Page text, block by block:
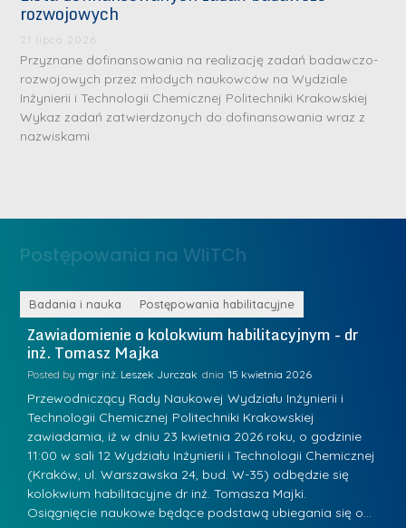
rozwojowych
21 lipca 2026
Przyznane dofinansowania na realizację zadań badawczo-
rozwojowych przez młodych naukowców na Wydziale
Inżynierii i Technologii Chemicznej Politechniki Krakowskiej
Wykaz zadań zatwierdzonych do dofinansowania wraz z
nazwiskami
Postępowania na WIiTCh
Badania i nauka Postępowania habilitacyjne
Zawiadomienie o kolokwium habilitacyjnym - dr
inż. Tomasz Majka
Posted by mgr inż. Leszek Jurczak 15 kwietnia 2026
Przewodniczący Rady Naukowej Wydziału Inżynierii i
Technologii Chemicznej Politechniki Krakowskiej
zawiadamia, iż w dniu 23 kwietnia 2026 roku, o godzinie
11:00 w sali 12 Wydziału Inżynierii i Technologii Chemicznej
(Kraków, ul. Warszawska 24, bud. W-35) odbędzie się
kolokwium habilitacyjne dr inż. Tomasza Majki.
Osiągnięcie naukowe będące podstawą ubiegania się o…
S
r
e
b
r
n
d
a
e
W
a
r
s
z
a
w
s
k
D
ż
M
r
i
K
u
r
a
ń
s
k
L